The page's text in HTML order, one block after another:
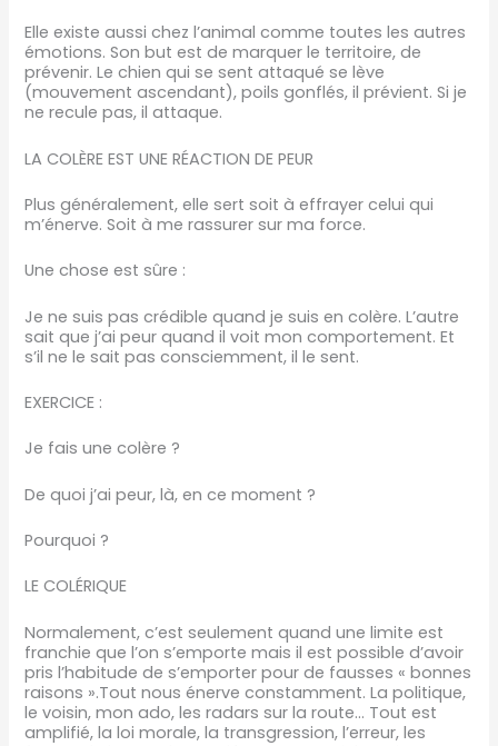
Elle existe aussi chez l’animal comme toutes les autres
émotions. Son but est de marquer le territoire, de
prévenir. Le chien qui se sent attaqué se lève
(mouvement ascendant), poils gonflés, il prévient. Si je
ne recule pas, il attaque.
LA COLÈRE EST UNE RÉACTION DE PEUR
Plus généralement, elle sert soit à effrayer celui qui
m’énerve. Soit à me rassurer sur ma force.
Une chose est sûre :
Je ne suis pas crédible quand je suis en colère. L’autre
sait que j’ai peur quand il voit mon comportement. Et
s’il ne le sait pas consciemment, il le sent.
EXERCICE :
Je fais une colère ?
De quoi j’ai peur, là, en ce moment ?
Pourquoi ?
LE COLÉRIQUE
Normalement, c’est seulement quand une limite est
franchie que l’on s’emporte mais il est possible d’avoir
pris l’habitude de s’emporter pour de fausses « bonnes
raisons ».Tout nous énerve constamment. La politique,
le voisin, mon ado, les radars sur la route… Tout est
amplifié, la loi morale, la transgression, l’erreur, les